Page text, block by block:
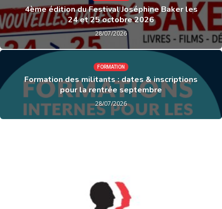
4ème édition du Festival Joséphine Baker les
24 et 25 octobre 2026
28/07/2026
FORMATION
Formation des militants : dates & inscriptions
pour la rentrée septembre
28/07/2026